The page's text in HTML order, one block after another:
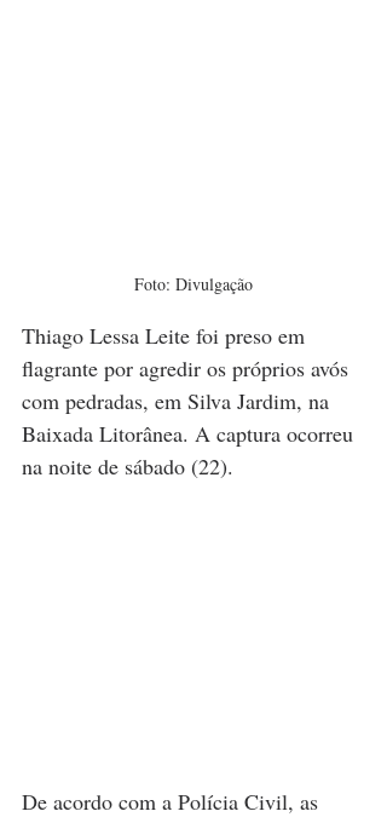
Foto: Divulgação
Thiago Lessa Leite foi preso em
flagrante por agredir os próprios avós
com pedradas, em Silva Jardim, na
Baixada Litorânea. A captura ocorreu
na noite de sábado (22).
De acordo com a Polícia Civil, as